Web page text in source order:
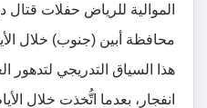
الموالية للرياض حفلات
محافظة أبين (جنوب) خلال
هذا السياق التدريجي لتدهور
انفجار، بعدما اتُّخذت خلال